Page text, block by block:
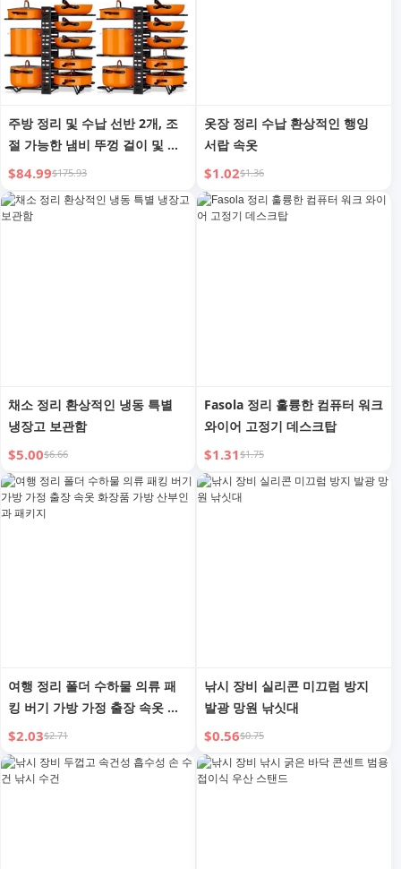
주방 정리 및 수납 선반 2개, 조
절 가능한 냄비 뚜껑 걸이 및 냄
비 선반 (주말 배송 불가)
$84.99$175.93
옷장 정리 수납 환상적인 행잉
서랍 속옷
$1.02$1.36
채소 정리 환상적인 냉동 특별
냉장고 보관함
$5.00$6.66
Fasola 정리 훌륭한 컴퓨터 워크
와이어 고정기 데스크탑
$1.31$1.75
여행 정리 폴더 수하물 의류 패
킹 버기 가방 가정 출장 속옷 화
장품 가방 산부인과 패키지
$2.03$2.71
낚시 장비 실리콘 미끄럼 방지
발광 망원 낚싯대
$0.56$0.75